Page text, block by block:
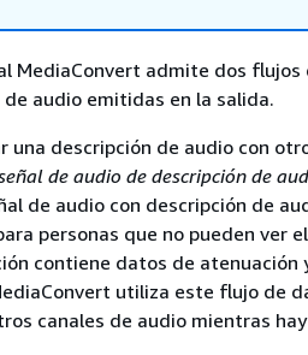
MediaConvert admite dos
audio emitidas en la salida.
una descripción de audio con
de audio de descripción de
de audio con descripción de
personas que no pueden ver
contiene datos de atenuación
utiliza este flujo de
canales de audio mientras